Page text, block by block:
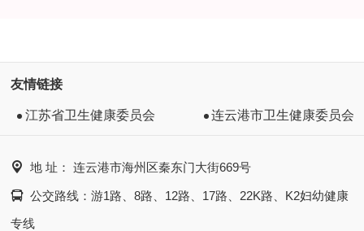
友情链接
江苏省卫生健康委员会 连云港市卫生健康委员会
 地 址： 连云港市海州区秦东门大街669号
 公交路线：游1路、8路、12路、17路、22K路、K2妇幼健康
专线